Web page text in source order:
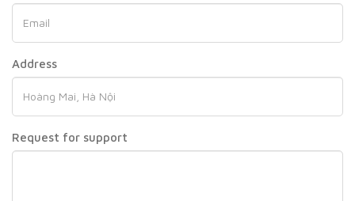
Address
Request for support